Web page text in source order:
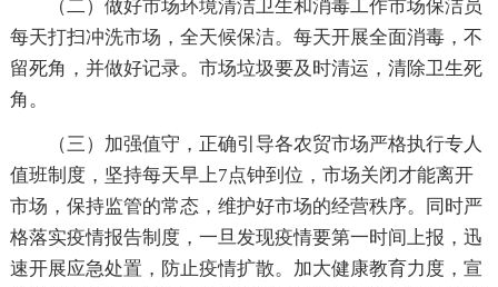
（二）做好市场环境清洁卫生和消毒工作市场保洁员
每天打扫冲洗市场，全天候保洁。每天开展全面消毒，不
留死角，并做好记录。市场垃圾要及时清运，清除卫生死
角。
（三）加强值守，正确引导各农贸市场严格执行专人
值班制度，坚持每天早上7点钟到位，市场关闭才能离开
市场，保持监管的常态，维护好市场的经营秩序。同时严
格落实疫情报告制度，一旦发现疫情要第一时间上报，迅
速开展应急处置，防止疫情扩散。加大健康教育力度，宣